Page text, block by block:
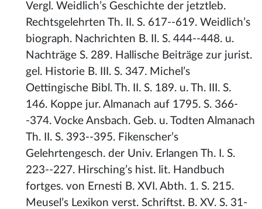
Vergl. Weidlich’s Geschichte der jetztleb.
Rechtsgelehrten Th. II. S. 617--619. Weidlich’s
biograph. Nachrichten B. II. S. 444--448. u.
Nachträge S. 289. Hallische Beiträge zur jurist.
gel. Historie B. III. S. 347. Michel’s
Oettingische Bibl. Th. II. S. 189. u. Th. III. S.
146. Koppe jur. Almanach auf 1795. S. 366-
-374. Vocke Ansbach. Geb. u. Todten Almanach
Th. II. S. 393--395. Fikenscher’s
Gelehrtengesch. der Univ. Erlangen Th. I. S.
223--227. Hirsching’s hist. lit. Handbuch
fortges. von Ernesti B. XVI. Abth. 1. S. 215.
Meusel’s Lexikon verst. Schriftst. B. XV. S. 31-